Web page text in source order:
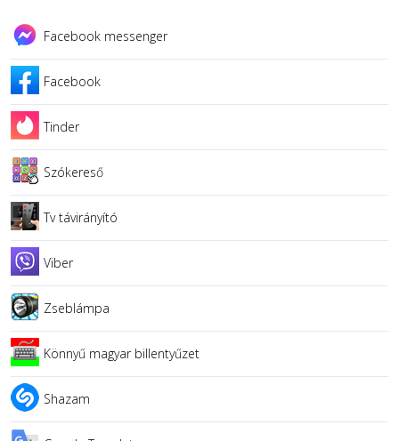
Facebook messenger
Facebook
Tinder
Szókereső
Tv távirányító
Viber
Zseblámpa
Könnyű magyar billentyűzet
Shazam